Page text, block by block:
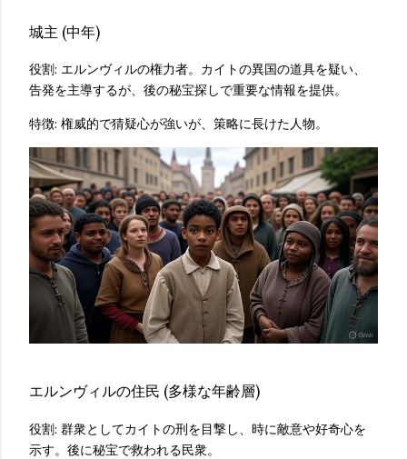
城主 (中年)
役割: エルンヴィルの権力者。カイトの異国の道具を疑い、
告発を主導するが、後の秘宝探しで重要な情報を提供。
特徴: 権威的で猜疑心が強いが、策略に長けた人物。
エルンヴィルの住民 (多様な年齢層)
役割: 群衆としてカイトの刑を目撃し、時に敵意や好奇心を
示す。後に秘宝で救われる民衆。